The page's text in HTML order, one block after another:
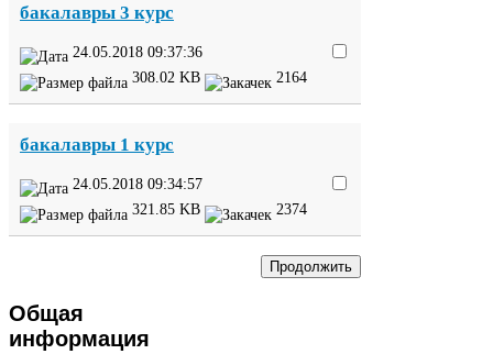
бакалавры 3 курс
24 05 2018 09:37:36
308 02 KB 2164
бакалавры 1 курс
24 05 2018 09:34:57
321.85 KB 2374
Общая
информация